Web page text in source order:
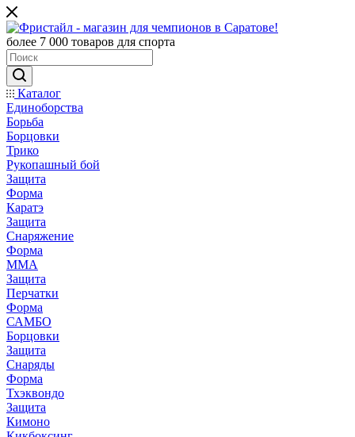
более 7 000 товаров для спорта
Каталог
Единоборства
Борьба
Борцовки
Трико
Рукопашный бой
Защита
Форма
Каратэ
Защита
Снаряжение
Форма
ММА
Защита
Перчатки
Форма
САМБО
Борцовки
Защита
Снаряды
Форма
Тхэквондо
Защита
Кимоно